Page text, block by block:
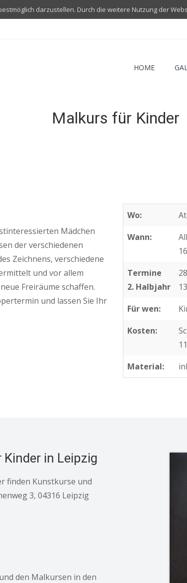
HOME
Malkurs für Kinder
Mädchen
der verschiedenen
Zeichnens, verschiedene
und vor allem
Freiräume schaffen.
und lassen Sie Ihr
Wo:
Wann:
Termine
2. Halbjahr
Für wen:
Kosten:
Material:
in Leipzig
finden Kunstkurse und
3, 04316 Leipzig
den Malkursen in den
darzustellen. Durch die weitere Nutzung der